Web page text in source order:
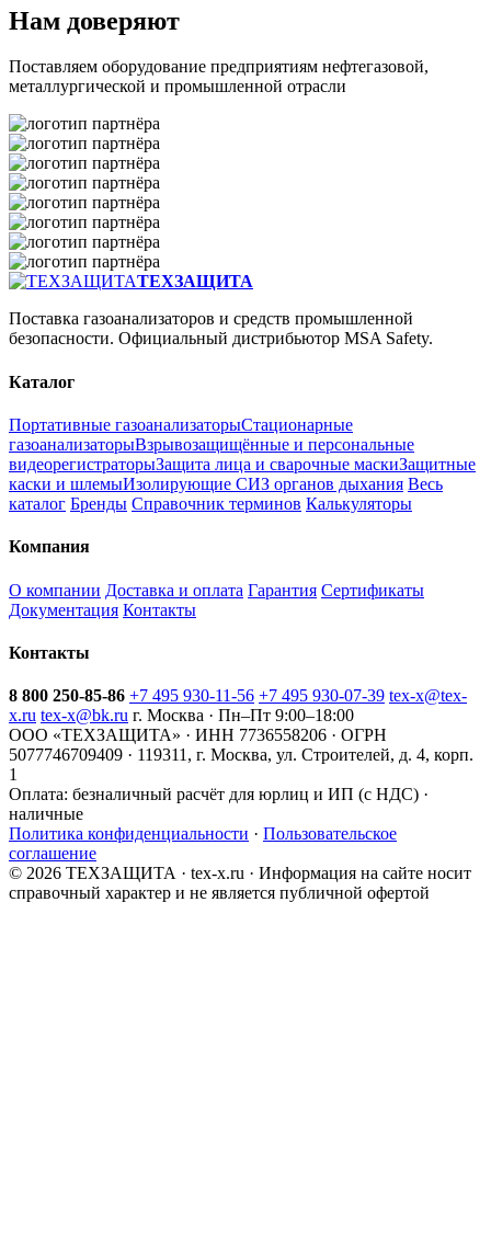
Нам доверяют
Поставляем оборудование предприятиям нефтегазовой,
металлургической и промышленной отрасли
ТЕХЗАЩИТА
Поставка газоанализаторов и средств промышленной
безопасности. Официальный дистрибьютор MSA Safety.
Каталог
Портативные газоанализаторыСтационарные
газоанализаторыВзрывозащищённые и персональные
видеорегистраторыЗащита лица и сварочные маскиЗащитные
каски и шлемыИзолирующие СИЗ органов дыхания Весь
каталог Бренды Справочник терминов Калькуляторы
Компания
О компании Доставка и оплата Гарантия Сертификаты
Документация Контакты
Контакты
8 800 250-85-86 +7 495 930-11-56 +7 495 930-07-39 tex-x@tex-
x.ru tex-x@bk.ru г. Москва · Пн–Пт 9:00–18:00
ООО «ТЕХЗАЩИТА» · ИНН 7736558206 · ОГРН
5077746709409 · 119311, г. Москва, ул. Строителей, д. 4, корп.
1
Оплата: безналичный расчёт для юрлиц и ИП (с НДС) ·
наличные
Политика конфиденциальности · Пользовательское
соглашение
© 2026 ТЕХЗАЩИТА · tex-x.ru · Информация на сайте носит
справочный характер и не является публичной офертой